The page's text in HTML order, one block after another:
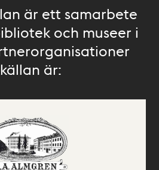
är ett samarbete
och museer i
är: